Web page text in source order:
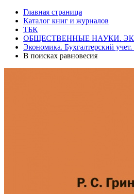
Главная страница
Каталог книг и журналов
ТБК
ОБЩЕСТВЕННЫЕ НАУКИ.
Экономика. Бухгалтерский
В поисках равновесия